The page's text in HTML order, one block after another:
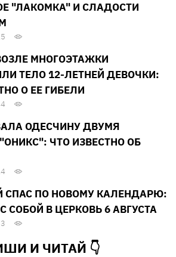
"ЛАКОМКА" И СЛАДОСТИ
МНОГОЭТАЖКИ
ТЕЛО 12-ЛЕТНЕЙ ДЕВОЧКИ:
О ЕЕ ГИБЕЛИ
ОДЕСЧИНУ ДВУМЯ
ЧТО ИЗВЕСТНО ОБ
ПО НОВОМУ КАЛЕНДАРЮ:
СОБОЙ В ЦЕРКОВЬ 6 АВГУСТА
И ЧИТАЙ 👇